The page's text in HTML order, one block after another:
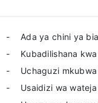
Ada ya chini ya
Kubadilishana
Uchaguzi
Usaidizi wa